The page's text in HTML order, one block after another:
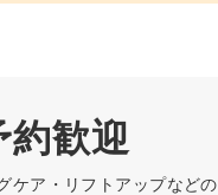
歓迎
ケア・リフトアップなどの